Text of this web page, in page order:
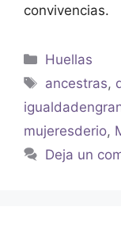
convivencias.
Huellas
ancestras,
mujeresderio,
Deja un